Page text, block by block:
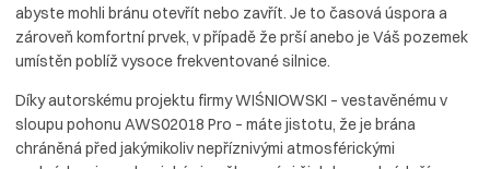
abyste mohli bránu otevřít nebo zavřít. Je to časová úspora a
zároveň komfortní prvek, v případě že prší anebo je Váš pozemek
umístěn poblíž vysoce frekventované silnice.
Díky autorskému projektu firmy WIŚNIOWSKI – vestavěnému v
sloupu pohonu AWS02018 Pro – máte jistotu, že je brána
chráněná před jakýmikoliv nepříznivými atmosférickými